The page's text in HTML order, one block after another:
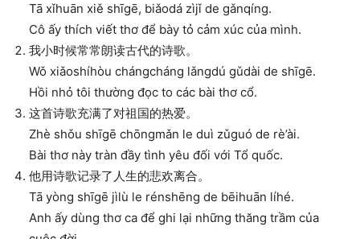
Tā xǐhuān xiě shīgē, biǎodá zìjǐ de gǎnqíng.
Cô ấy thích viết thơ để bày tỏ cảm xúc của mình.
我小时候常常朗读古代的诗歌。
Wǒ xiǎoshíhòu chángcháng lǎngdú gǔdài de shīgē.
Hồi nhỏ tôi thường đọc to các bài thơ cổ.
这首诗歌充满了对祖国的热爱。
Zhè shǒu shīgē chōngmǎn le duì zǔguó de rè’ài.
Bài thơ này tràn đầy tình yêu đối với Tổ quốc.
他用诗歌记录了人生的悲欢离合。
Tā yòng shīgē jìlù le rénshēng de bēihuān líhé.
Anh ấy dùng thơ ca để ghi lại những thăng trầm của